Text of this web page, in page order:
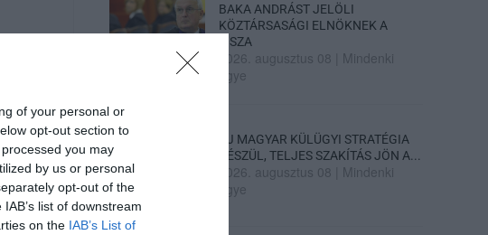
of your personal or
opt-out section to
you may
by us or personal
opt-out of the
list of downstream
on the IAB’s List of
BAKA ANDRÁST JELÖLI
KÖZTÁRSASÁGI ELNÖKNEK A
TISZA
2026. augusztus 08
Mindenki
ügye
ÚJ MAGYAR KÜLÜGYI STRATÉGIA
KÉSZÜL, TELJES SZAKÍTÁS JÖN A...
2026. augusztus 08
Mindenki
ügye